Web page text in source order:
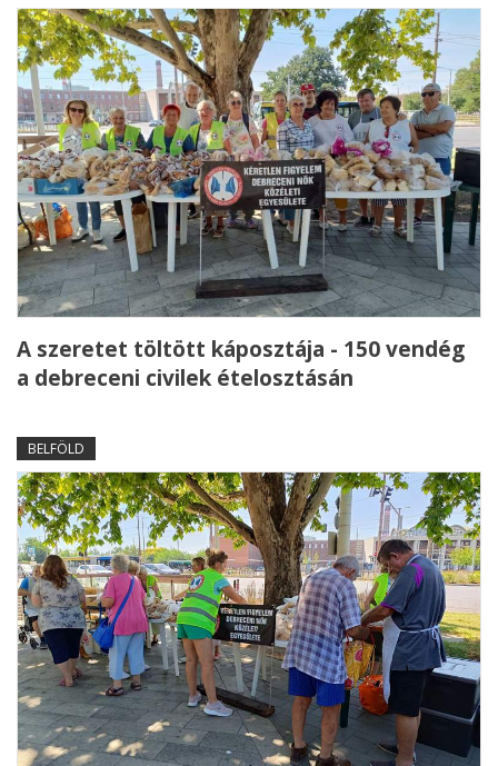
A szeretet töltött káposztája - 150 vendég
a debreceni civilek ételosztásán
BELFÖLD